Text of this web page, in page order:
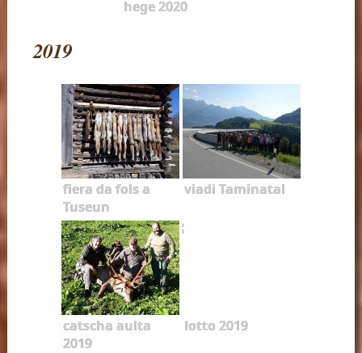
hege 2020
2019
fiera da fols a
Tuseun
viadi Taminatal
catscha aulta
2019
lotto 2019